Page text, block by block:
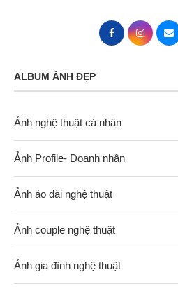
ALBUM ẢNH ĐẸP
Ảnh nghệ thuật cá nhân
Ảnh Profile- Doanh nhân
Ảnh áo dài nghệ thuật
Ảnh couple nghệ thuật
Ảnh gia đình nghệ thuật